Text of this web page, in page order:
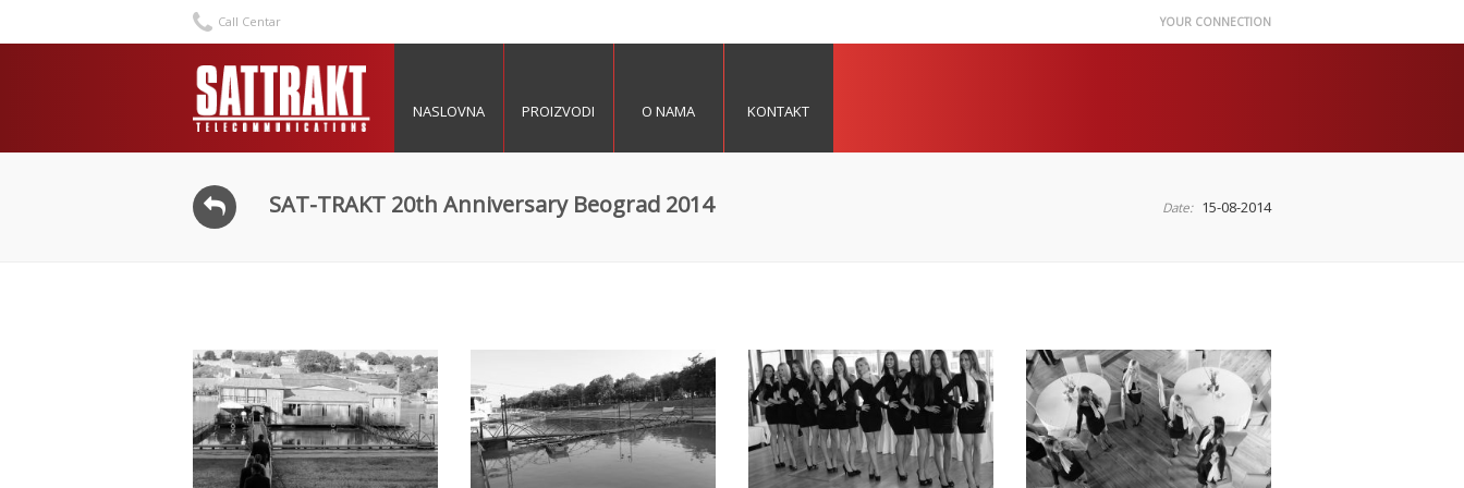
Call Centar YOUR CONNECTION
NASLOVNA PROIZVODI O NAMA KONTAKT
SAT-TRAKT 20th Anniversary Beograd 2014 Date: 15-08-2014